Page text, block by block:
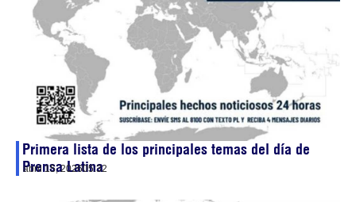
Primera lista de los principales temas del día de
Prensa Latina
abril 15, 202605:32